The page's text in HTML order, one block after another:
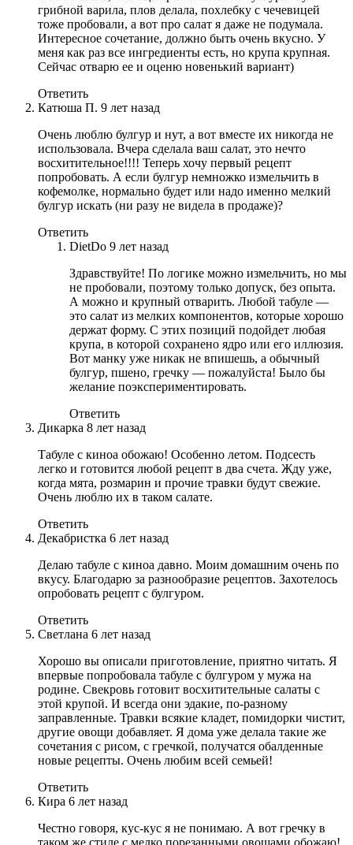
грибной варила, плов делала, похлебку с чечевицей
тоже пробовали, а вот про салат я даже не подумала.
Интересное сочетание, должно быть очень вкусно. У
меня как раз все ингредиенты есть, но крупа крупная.
Сейчас отварю ее и оценю новенький вариант)
Ответить
Катюша П. 9 лет назад
Очень люблю булгур и нут, а вот вместе их никогда не
использовала. Вчера сделала ваш салат, это нечто
восхитительное!!!! Теперь хочу первый рецепт
попробовать. А если булгур немножко измельчить в
кофемолке, нормально будет или надо именно мелкий
булгур искать (ни разу не видела в продаже)?
Ответить
DietDo 9 лет назад
Здравствуйте! По логике можно измельчить, но мы
не пробовали, поэтому только допуск, без опыта.
А можно и крупный отварить. Любой табуле —
это салат из мелких компонентов, которые хорошо
держат форму. С этих позиций подойдет любая
крупа, в которой сохранено ядро или его иллюзия.
Вот манку уже никак не впишешь, а обычный
булгур, пшено, гречку — пожалуйста! Было бы
желание поэкспериментировать.
Ответить
Дикарка 8 лет назад
Табуле с киноа обожаю! Особенно летом. Подсесть
легко и готовится любой рецепт в два счета. Жду уже,
когда мята, розмарин и прочие травки будут свежие.
Очень люблю их в таком салате.
Ответить
Декабристка 6 лет назад
Делаю табуле с киноа давно. Моим домашним очень по
вкусу. Благодарю за разнообразие рецептов. Захотелось
опробовать рецепт с булгуром.
Ответить
Светлана 6 лет назад
Хорошо вы описали приготовление, приятно читать. Я
впервые попробовала табуле с булгуром у мужа на
родине. Свекровь готовит восхитительные салаты с
этой крупой. И всегда они эдакие, по-разному
заправленные. Травки всякие кладет, помидорки чистит,
другие овощи добавляет. Я дома уже делала такие же
сочетания с рисом, с гречкой, получатся обалденные
новые рецепты. Очень любим всей семьей!
Ответить
Кира 6 лет назад
Честно говоря, кус-кус я не понимаю. А вот гречку в
таком же стиле с мелко порезанными овощами обожаю!